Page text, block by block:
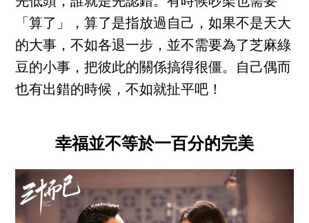
「算了」，算了是指放過自己，如果不是天大
的大事，不如各退一步，並不需要為了芝麻綠
豆的小事，把彼此的關係搞得很僵。自己偶而
也有出錯的時候，不如就扯平吧！
幸福並不等於一百分的完美